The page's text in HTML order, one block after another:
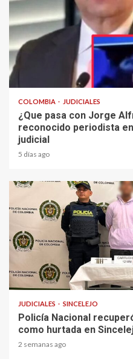
COLOMBIA JUDICIALES
¿Que pasa con Jorge
reconocido periodista
judicial
5 días ago
1 min read
JUDICIALES SINCELEJO
Policía Nacional
como hurtada en
2 semanas ago